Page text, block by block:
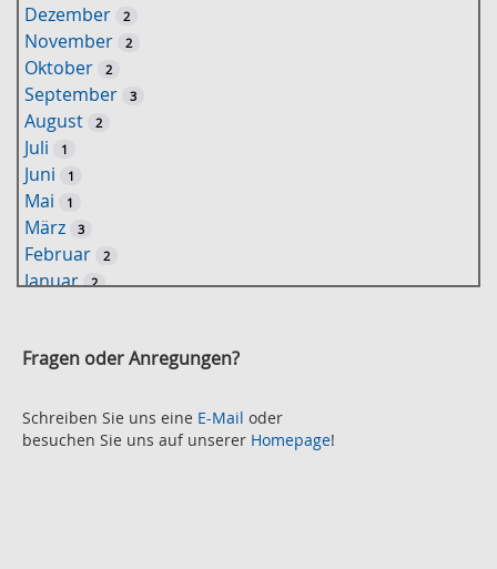
w
o
r
u
c
Dezember 2
November 2
Oktober 2
September 3
August 2
Juli 1
Juni 1
Mai 1
März 3
Februar 2
Januar 2
Oktober 2
August 2
Juli 2
Fragen oder Anregungen?
Schreiben Sie uns eine E-Mail oder
besuchen Sie uns auf unserer Homepage!